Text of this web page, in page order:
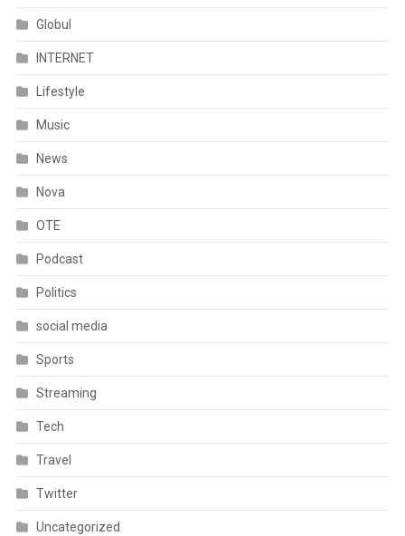
Globul
INTERNET
Lifestyle
Music
News
Nova
OTE
Podcast
Politics
social media
Sports
Streaming
Tech
Travel
Twitter
Uncategorized